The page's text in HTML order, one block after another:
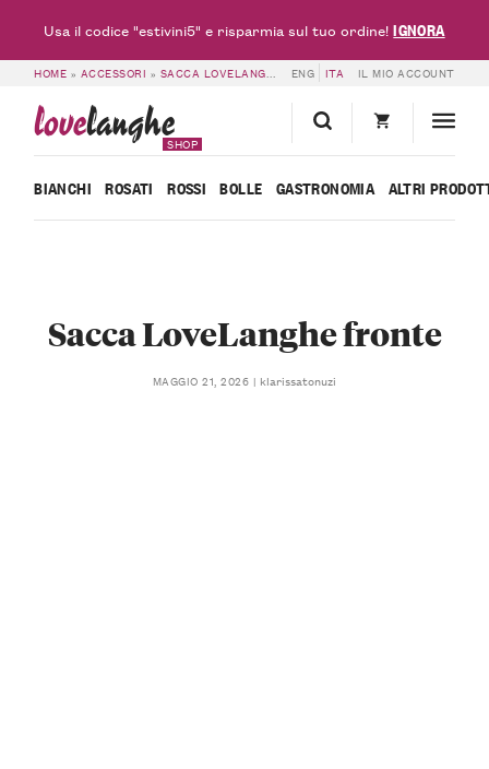
HOME » ACCESSORI » SACCA LOVELANGHE »SACCA LOVELANGHE FRONTE
ENG ITA IL MIO ACCOUNT
lovelanghe
SHOP
BIANCHI ROSATI ROSSI BOLLE GASTRONOMIA ALTRI
Sacca LoveLanghe fronte
MAGGIO 21, 2026 klarissatonuzi
Usa il codice "estivini5" e risparmia sul tuo ordine!IGNORA